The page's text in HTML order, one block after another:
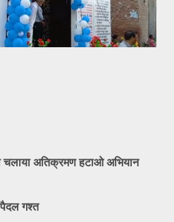
चलाया अतिक्रमण हटाओ अभियान
गश्त